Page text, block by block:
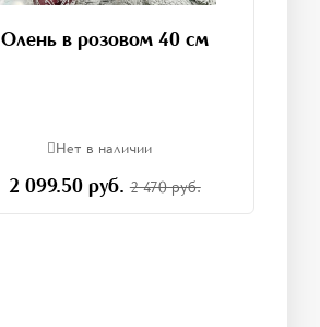
Олень в розовом 40 см
Нет в наличии
2 099.50 руб. 2 470 руб.